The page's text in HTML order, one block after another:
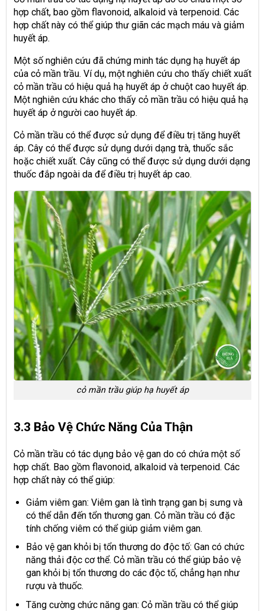
hợp chất, bao gồm flavonoid, alkaloid và terpenoid. Các
hợp chất này có thể giúp thư giãn các mạch máu và giảm
huyết áp.
Một số nghiên cứu đã chứng minh tác dụng hạ huyết áp
của cỏ mần trầu. Ví dụ, một nghiên cứu cho thấy chiết xuất
cỏ mần trầu có hiệu quả hạ huyết áp ở chuột cao huyết áp.
Một nghiên cứu khác cho thấy cỏ mần trầu có hiệu quả hạ
huyết áp ở người cao huyết áp.
Cỏ mần trầu có thể được sử dụng để điều trị tăng huyết
áp. Cây có thể được sử dụng dưới dạng trà, thuốc sắc
hoặc chiết xuất. Cây cũng có thể được sử dụng dưới dạng
thuốc đắp ngoài da để điều trị huyết áp cao.
cỏ mần trầu giúp hạ huyết áp
3.3 Bảo Vệ Chức Năng Của Thận
Cỏ mần trầu có tác dụng bảo vệ gan do có chứa một số
hợp chất. Bao gồm flavonoid, alkaloid và terpenoid. Các
hợp chất này có thể giúp:
Giảm viêm gan: Viêm gan là tình trạng gan bị sưng và
có thể dẫn đến tổn thương gan. Cỏ mần trầu có đặc
tính chống viêm có thể giúp giảm viêm gan.
Bảo vệ gan khỏi bị tổn thương do độc tố: Gan có chức
năng thải độc cơ thể. Cỏ mần trầu có thể giúp bảo vệ
gan khỏi bị tổn thương do các độc tố, chẳng hạn như
rượu và thuốc.
Tăng cường chức năng gan: Cỏ mần trầu có thể giúp